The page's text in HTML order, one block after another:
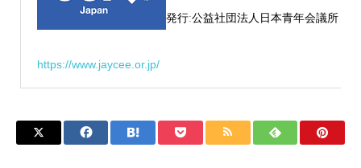
発行ː公益社団法人日本青年会議所
https://www.jaycee.or.jp/